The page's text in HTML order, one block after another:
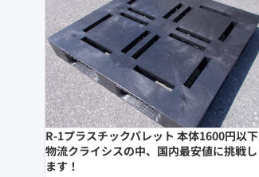
R-1プラスチックパレット 本体1600円以下
物流クライシスの中、国内最安値に挑戦し
ます！